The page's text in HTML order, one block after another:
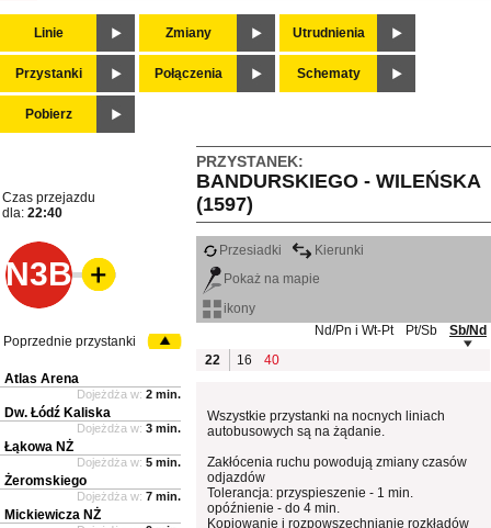
Linie Zmiany Utrudnienia
Przystanki Połączenia Schematy
Pobierz
PRZYSTANEK:
BANDURSKIEGO - WILEŃSKA
(1597)
Czas przejazdu
dla: 22:40
N3B
Przesiadki
Kierunki
Pokaż na mapie
ikony
Nd/Pn i Wt-Pt
Pt/Sb
Sb/Nd
22
16 40
Wszystkie przystanki na nocnych liniach
autobusowych są na żądanie.
Zakłócenia ruchu powodują zmiany czasów
odjazdów
Tolerancja: przyspieszenie - 1 min.
opóźnienie - do 4 min.
Kopiowanie i rozpowszechnianie rozkładów
Poprzednie przystanki
Atlas Arena
Dojeżdża w: 2 min.
Dw. Łódź Kaliska
Dojeżdża w: 3 min.
Łąkowa NŻ
Dojeżdża w: 5 min.
Żeromskiego
Dojeżdża w: 7 min.
Mickiewicza NŻ